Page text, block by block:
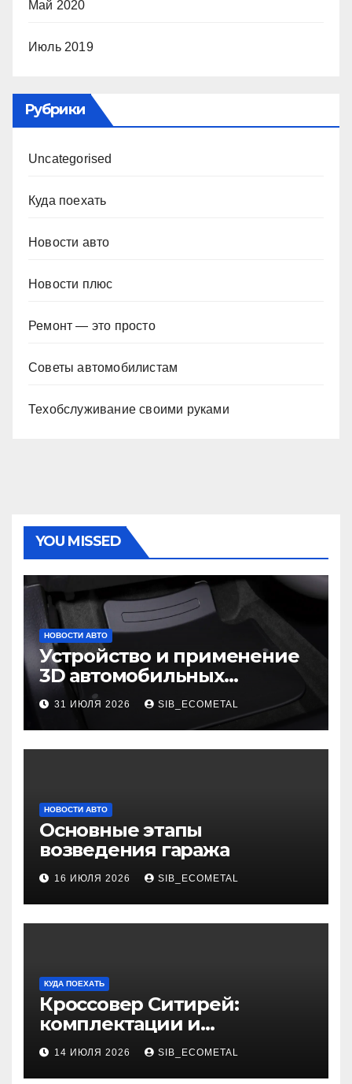
Май 2020
Июль 2019
Рубрики
Uncategorised
Куда поехать
Новости авто
Новости плюс
Ремонт — это просто
Советы автомобилистам
Техобслуживание своими руками
YOU MISSED
НОВОСТИ АВТО
Устройство и применение
3D автомобильных
ковриков
31 ИЮЛЯ 2026 SIB_ECOMETAL
НОВОСТИ АВТО
Основные этапы
возведения гаража
16 ИЮЛЯ 2026 SIB_ECOMETAL
КУДА ПОЕХАТЬ
Кроссовер Ситирей:
комплектации и
характеристики
14 ИЮЛЯ 2026 SIB_ECOMETAL